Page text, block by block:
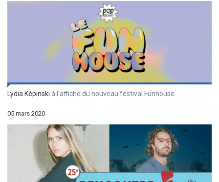
Lydia Képinski à l'affiche du nouveau festival Funhouse
05 mars 2020